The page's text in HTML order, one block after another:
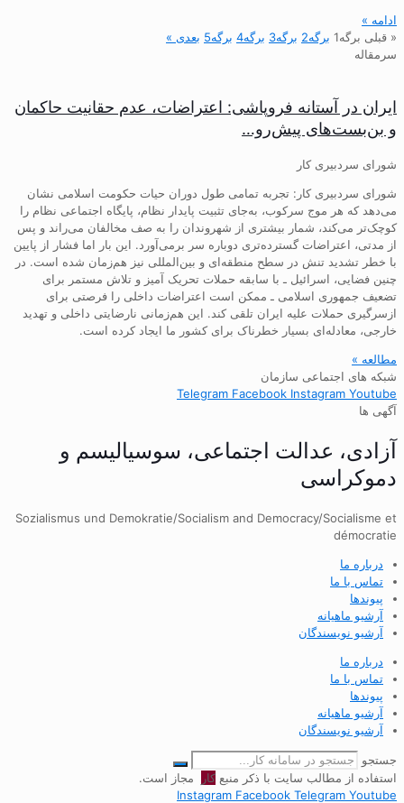
ادامه »
« قبلی برگه1 برگه2 برگه3 برگه4 برگه5 بعدی »
سرمقاله
ایران در آستانه فروپاشی: اعتراضات، عدم حقانیت حاکمان
و بن‌بست‌های پیش‌رو…
شورای سردبیری کار
شورای سردبیری کار: تجربه تمامی طول دوران حیات حکومت اسلامی نشان
می‌دهد که هر موج سرکوب، به‌جای تثبیت پایدار نظام، پایگاه اجتماعی نظام را
کوچک‌تر می‌کند، شمار بیشتری از شهروندان را به صف مخالفان می‌راند و پس
از مدتی، اعتراضات گسترده‌تری دوباره سر برمی‌آورد. این بار اما فشار از پایین
با خطر تشدید تنش در سطح منطقه‌ای و بین‌المللی نیز هم‌زمان شده است. در
چنین فضایی، اسرائیل ـ با سابقه حملات تحریک آمیز و تلاش مستمر برای
تضعیف جمهوری اسلامی ـ ممکن است اعتراضات داخلی را فرصتی برای
ازسرگیری حملات علیه ایران تلقی کند. این هم‌زمانی نارضایتی داخلی و تهدید
خارجی، معادله‌ای بسیار خطرناک برای کشور ما ایجاد کرده است.
مطالعه »
شبکه های اجتماعی سازمان
Telegram Facebook Instagram Youtube
آگهی ها
آزادی، عدالت اجتماعی، سوسیالیسم و
دموکراسی
Sozialismus und Demokratie/Socialism and Democracy/Socialisme et
démocratie
درباره ما
تماس با ما
پیوندها
آرشیو ماهیانه
آرشیو نویسندگان
درباره ما
تماس با ما
پیوندها
آرشیو ماهیانه
آرشیو نویسندگان
جستجو
استفاده از مطالب سایت با ذکر منبعکار
مجاز است.
Instagram Facebook Telegram Youtube